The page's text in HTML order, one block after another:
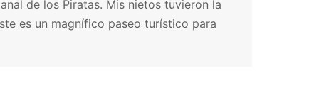
de los Piratas. Mis nietos tuvieron la
es un magnífico paseo turístico para